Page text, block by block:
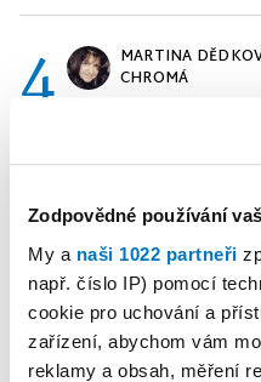
Zodpovědné používání
My a naši 1022 partneři
např. číslo IP) pomocí
cookie pro uchování a
zařízení, abychom vám
reklamy a obsah, měření
4
MARTINA
CHROMÁ
neohřála
5 PETRA
Publicistika •
točí.“ V
roztočilo nové